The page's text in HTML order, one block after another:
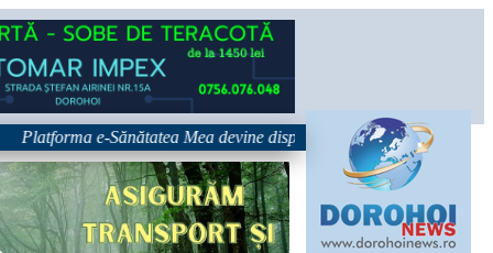
e-Sănătatea Mea devine disponibilă pe 1 septembrie: